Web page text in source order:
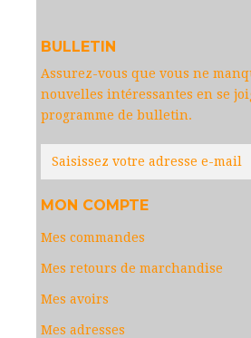
BULLETIN
Assurez-vous que vous ne
nouvelles intéressantes en se
programme de bulletin.
MON COMPTE
Mes commandes
Mes retours de marchandise
Mes avoirs
Mes adresses